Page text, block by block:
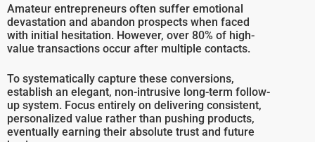
Amateur entrepreneurs often suffer emotional
devastation and abandon prospects when faced
with initial hesitation. However, over 80% of high-
value transactions occur after multiple contacts.
To systematically capture these conversions,
establish an elegant, non-intrusive long-term follow-
up system. Focus entirely on delivering consistent,
personalized value rather than pushing products,
eventually earning their absolute trust and future